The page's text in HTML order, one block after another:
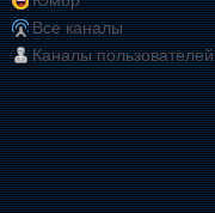
Все каналы
Каналы пользователей